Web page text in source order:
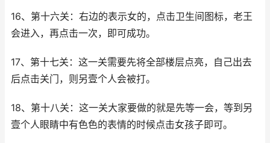
16、第十六关：右边的表示女的，点击卫生间图标，老王
会进入，再点击一次，即可成功。
17、第十七关：这一关需要先将全部楼层点亮，自己出去
后点击关门，则另壹个人会被打。
18、第十八关：这一关大家要做的就是先等一会，等到另
壹个人眼睛中有色色的表情的时候点击女孩子即可。